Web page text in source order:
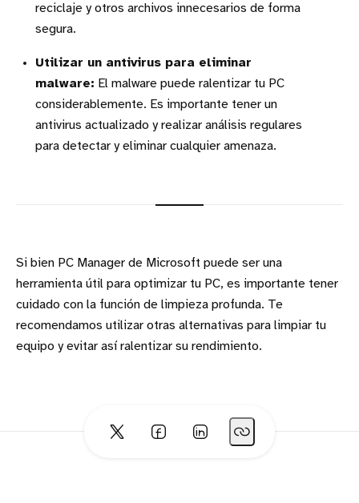
reciclaje y otros archivos innecesarios de forma
segura.
Utilizar un antivirus para eliminar
malware: El malware puede ralentizar tu PC
considerablemente. Es importante tener un
antivirus actualizado y realizar análisis regulares
para detectar y eliminar cualquier amenaza.
Si bien PC Manager de Microsoft puede ser una
herramienta útil para optimizar tu PC, es importante tener
cuidado con la función de limpieza profunda. Te
recomendamos utilizar otras alternativas para limpiar tu
equipo y evitar así ralentizar su rendimiento.